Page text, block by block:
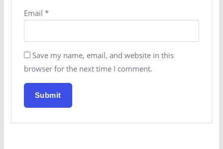
Email *
Save my name, email, and website in this
browser for the next time I comment.